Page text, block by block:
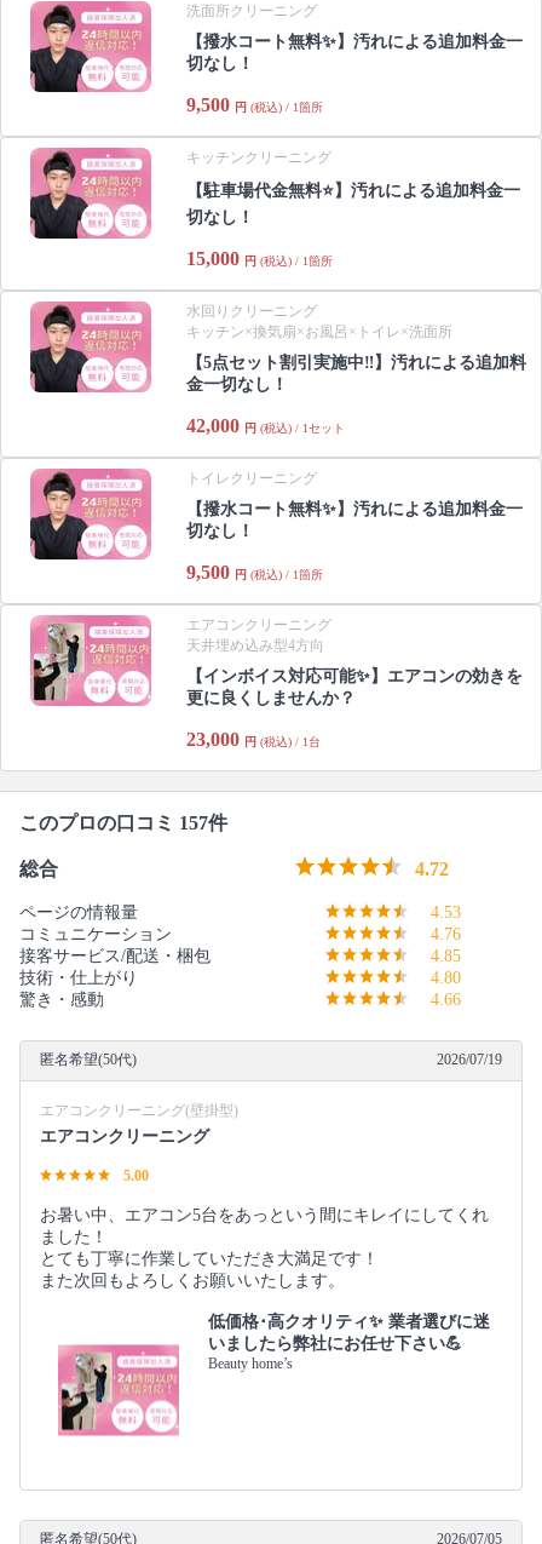
洗面所クリーニング
【撥水コート無料✨️】汚れによる追加料金一
切なし！
9,500 円 (税込) / 1箇所
キッチンクリーニング
【駐車場代金無料⭐️】汚れによる追加料金一
切なし！
15,000 円 (税込) / 1箇所
水回りクリーニング
キッチン×換気扇×お風呂×トイレ×洗面所
【5点セット割引実施中‼️】汚れによる追加料
金一切なし！
42,000 円 (税込) / 1セット
トイレクリーニング
【撥水コート無料✨️】汚れによる追加料金一
切なし！
9,500 円 (税込) / 1箇所
エアコンクリーニング
天井埋め込み型4方向
【インボイス対応可能✨】エアコンの効きを
更に良くしませんか？
23,000 円 (税込) / 1台
このプロの口コミ 157件
総合 4.72
ページの情報量
4.53
コミュニケーション
4.76
接客サービス/配送・梱包
4.85
技術・仕上がり
4.80
驚き・感動
4.66
匿名希望(50代) 2026/07/19
エアコンクリーニング(壁掛型)
エアコンクリーニング
5.00
お暑い中、エアコン5台をあっという間にキレイにしてくれ
ました！
とても丁寧に作業していただき大満足です！
また次回もよろしくお願いいたします。
低価格･高クオリティ✨ 業者選びに迷
いましたら弊社にお任せ下さい💪
Beauty home’s
匿名希望(50代) 2026/07/05